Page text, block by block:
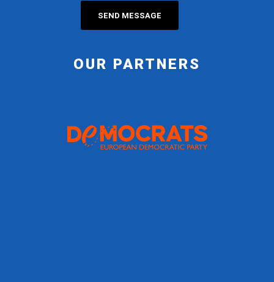
OUR PARTNERS